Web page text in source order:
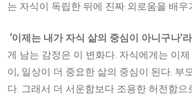
는 자식이 독립한 뒤에 진짜 외로움을 배우
‘이제는 내가 자식 삶의 중심이 아니구나’
게 남는 감정은 이 변화다. 자식에게는 이
이, 일상이 더 중요한 삶의 중심이 된다. 부
다. 그래서 더 서운함보다 조용한 허전함으